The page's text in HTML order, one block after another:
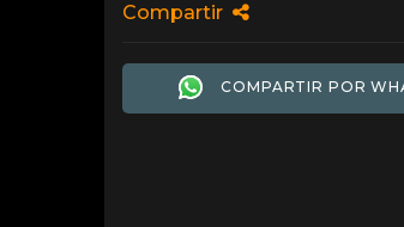
Compartir
COMPARTIR POR